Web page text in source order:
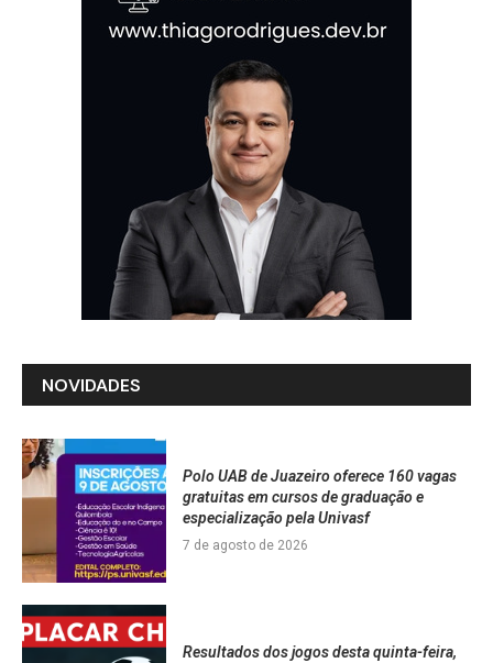
NOVIDADES
Polo UAB de Juazeiro oferece 160 vagas
gratuitas em cursos de graduação e
especialização pela Univasf
7 de agosto de 2026
Resultados dos jogos desta quinta-feira,